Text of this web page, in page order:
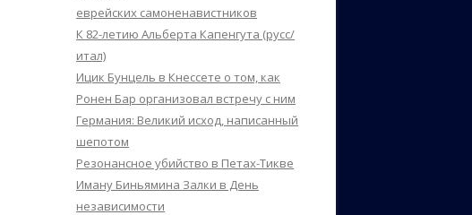
еврейских самоненавистников
К 82-летию Альберта Капенгута (русс/
итал)
Ицик Бунцель в Кнессете о том, как
Ронен Бар организовал встречу с ним
Германия: Великий исход, написанный
шепотом
Резонансное убийство в Петах-Тикве
Иману Биньямина Залки в День
независимости